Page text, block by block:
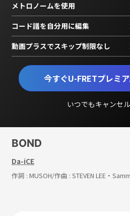
今すぐU-FRETプレミ
いつでもキャンセ
メトロノームを使用
コード譜を自分用に編集
動画プラスでスキップ制限なし
BOND
Da-iCE
作詞 : MUSOH/作曲 : STEVEN LEE・